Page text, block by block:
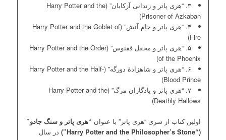
۳. “هری پاتر و زندانی آزکابان” (Harry Potter and the
Prisoner of Azkaban)
۴. “هری پاتر و جام آتش” (Harry Potter and the Goblet of
Fire)
۵. “هری پاتر و محفل ققنوس” (Harry Potter and the Order
of the Phoenix)
۶. “هری پاتر و شاهزادهٔ دورگه” (Harry Potter and the Half-
Blood Prince)
۷. “هری پاتر و یادگاران مرگ” (Harry Potter and the
Deathly Hallows)
اولین کتاب از سری “هری پاتر” با عنوان “هری پاتر و سنگ جادو”
(“Harry Potter and the Philosopher’s Stone”)
در سال